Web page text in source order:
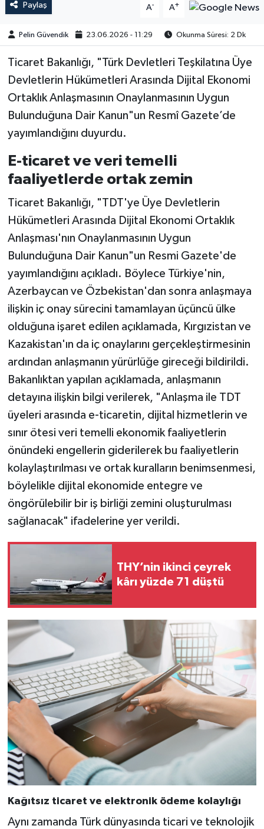
Paylaş A- A+
Pelin Güvendik 23.06.2026 - 11:29 Okunma Süresi: 2 Dk
Ticaret Bakanlığı, "Türk Devletleri Teşkilatına Üye
Devletlerin Hükümetleri Arasında Dijital Ekonomi
Ortaklık Anlaşmasının Onaylanmasının Uygun
Bulunduğuna Dair Kanun"un Resmî Gazete’de
yayımlandığını duyurdu.
E-ticaret ve veri temelli
faaliyetlerde ortak zemin
Ticaret Bakanlığı, "TDT'ye Üye Devletlerin
Hükümetleri Arasında Dijital Ekonomi Ortaklık
Anlaşması'nın Onaylanmasının Uygun
Bulunduğuna Dair Kanun"un Resmi Gazete'de
yayımlandığını açıkladı. Böylece Türkiye'nin,
Azerbaycan ve Özbekistan'dan sonra anlaşmaya
ilişkin iç onay sürecini tamamlayan üçüncü ülke
olduğuna işaret edilen açıklamada, Kırgızistan ve
Kazakistan'ın da iç onaylarını gerçekleştirmesinin
ardından anlaşmanın yürürlüğe gireceği bildirildi.
Bakanlıktan yapılan açıklamada, anlaşmanın
detayına ilişkin bilgi verilerek, "Anlaşma ile TDT
üyeleri arasında e-ticaretin, dijital hizmetlerin ve
sınır ötesi veri temelli ekonomik faaliyetlerin
önündeki engellerin giderilerek bu faaliyetlerin
kolaylaştırılması ve ortak kuralların benimsenmesi,
böylelikle dijital ekonomide entegre ve
öngörülebilir bir iş birliği zemini oluşturulması
sağlanacak" ifadelerine yer verildi.
THY’nin ikinci çeyrek
kârı yüzde 71 düştü
Kağıtsız ticaret ve elektronik ödeme kolaylığı
Aynı zamanda Türk dünyasında ticari ve teknolojik